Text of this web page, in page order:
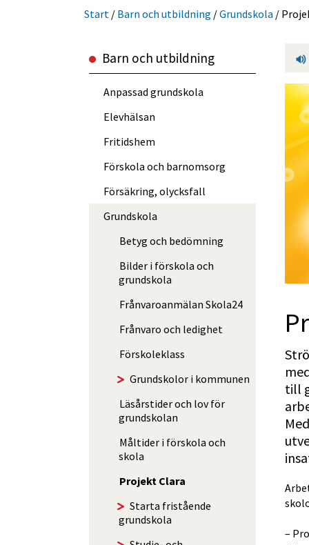
Start / Barn och utbild­ning /Grundskola /
till
–
Barn och utbild­ning
Anpassad grundskola
Elevhälsan
Fritidshem
Förskola och barnomsorg
Försäkring, olycksfall
Grundskola
Betyg och bedömning
Bilder i förskola och
grundskola
Frånvaro­anmälan Skola24
Frånvaro och ledighet
Förskoleklass
Grundskolor i kommunen
Läsårstider och lov för
grundskolan
Måltider i förskola och
skola
Projekt Clara
Starta fristående
grundskola